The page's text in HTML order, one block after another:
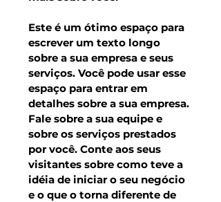
Este é um ótimo espaço para
escrever um texto longo
sobre a sua empresa e seus
serviços. Você pode usar esse
espaço para entrar em
detalhes sobre a sua empresa.
Fale sobre a sua equipe e
sobre os serviços prestados
por você. Conte aos seus
visitantes sobre como teve a
idéia de iniciar o seu negócio
e o que o torna diferente de